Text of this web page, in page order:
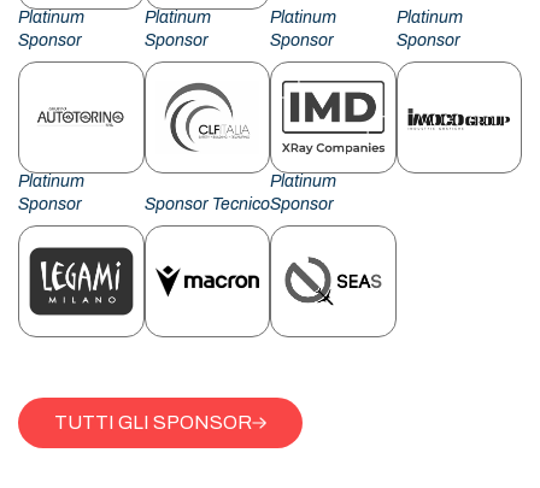
Platinum
Sponsor
Platinum
Sponsor
Platinum
Sponsor
Platinum
Sponsor
Platinum
Sponsor
Sponsor Tecnico
Platinum
Sponsor
TUTTI GLI SPONSOR